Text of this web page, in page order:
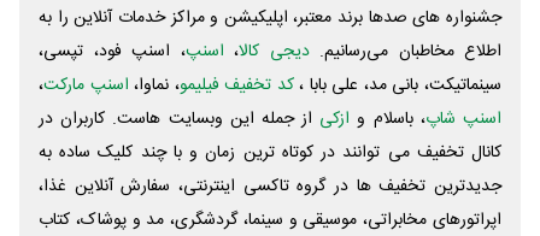
جشنواره های صدها برند معتبر، اپلیکیشن و مراکز خدمات آنلاین را به
اطلاع مخاطبان می‌رسانیم. دیجی کالا، اسنپ، اسنپ فود، تپسی،
سینماتیکت، بانی مد، علی‌ بابا ،کد تخفیف فیلیمو، نماوا، اسنپ مارکت،
اسنپ شاپ، باسلام و ازکی از جمله این وبسایت ‌هاست. کاربران در
کانال تخفیف می توانند در کوتاه ترین زمان و با چند کلیک ساده به
جدیدترین تخفیف ها در گروه تاکسی اینترنتی، سفارش آنلاین غذا،
اپراتورهای مخابراتی، موسیقی و سینما، گردشگری، مد و پوشاک، کتاب